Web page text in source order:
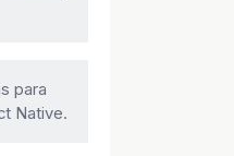
para
Native.